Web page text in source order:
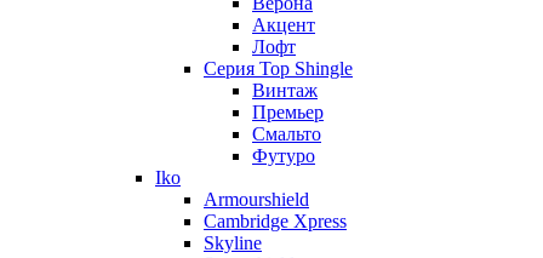
Акцент
Лофт
Серия Top Shingle
Винтаж
Премьер
Смальто
Футуро
Iko
Armourshield
Cambridge Xpress
Skyline